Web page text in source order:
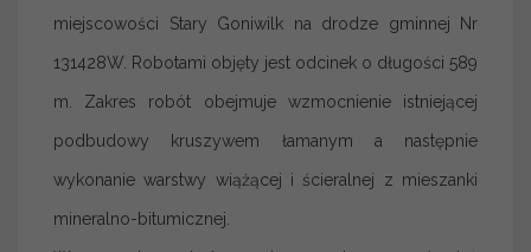
miejscowości Stary Goniwilk na drodze gminnej Nr
131428W. Robotami objęty jest odcinek o długości 589
m. Zakres robót obejmuje wzmocnienie istniejącej
podbudowy kruszywem łamanym a następnie
wykonanie warstwy wiążącej i ścieralnej z mieszanki
mineralno-bitumicznej.